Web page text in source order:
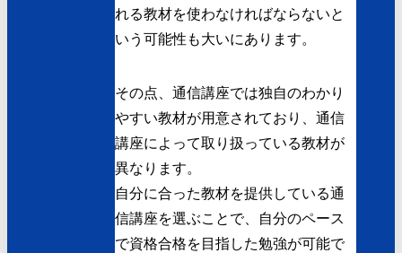
れる教材を使わなければならないと
いう可能性も大いにあります。
その点、通信講座では独自のわかり
やすい教材が用意されており、通信
講座によって取り扱っている教材が
異なります。
自分に合った教材を提供している通
信講座を選ぶことで、自分のペース
で資格合格を目指した勉強が可能で